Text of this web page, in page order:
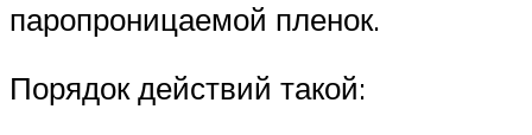
паропроницаемой пленок.
Порядок действий такой: